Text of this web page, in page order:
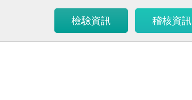
檢驗資訊 稽核資訊